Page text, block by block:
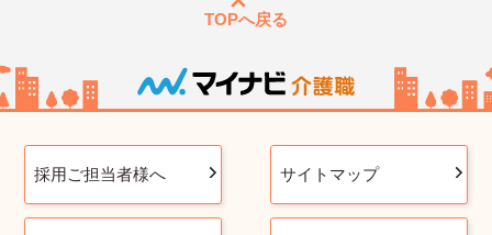
TOPへ戻る
採用ご担当者様へ サイトマップ